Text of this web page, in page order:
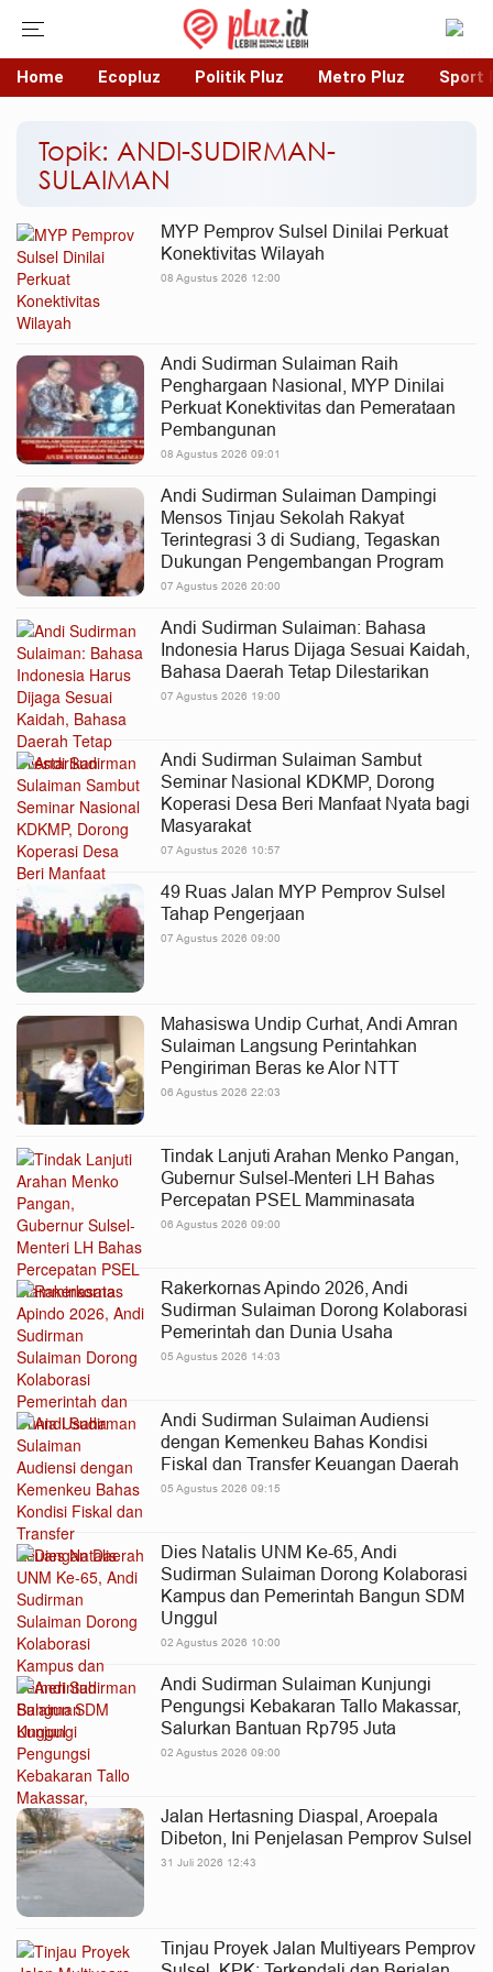
Home Ecopluz Politik Pluz Metro Pluz Sport
Topik: ANDI-SUDIRMAN-
SULAIMAN
MYP Pemprov Sulsel Dinilai Perkuat
Konektivitas Wilayah
08 Agustus 2026 12:00
Andi Sudirman Sulaiman Raih
Penghargaan Nasional, MYP Dinilai
Perkuat Konektivitas dan Pemerataan
Pembangunan
08 Agustus 2026 09:01
Andi Sudirman Sulaiman Dampingi
Mensos Tinjau Sekolah Rakyat
Terintegrasi 3 di Sudiang, Tegaskan
Dukungan Pengembangan Program
07 Agustus 2026 20:00
Andi Sudirman Sulaiman: Bahasa
Indonesia Harus Dijaga Sesuai Kaidah,
Bahasa Daerah Tetap Dilestarikan
07 Agustus 2026 19:00
Andi Sudirman Sulaiman Sambut
Seminar Nasional KDKMP, Dorong
Koperasi Desa Beri Manfaat Nyata bagi
Masyarakat
07 Agustus 2026 10:57
49 Ruas Jalan MYP Pemprov Sulsel
Tahap Pengerjaan
07 Agustus 2026 09:00
Mahasiswa Undip Curhat, Andi Amran
Sulaiman Langsung Perintahkan
Pengiriman Beras ke Alor NTT
06 Agustus 2026 22:03
Tindak Lanjuti Arahan Menko Pangan,
Gubernur Sulsel-Menteri LH Bahas
Percepatan PSEL Mamminasata
06 Agustus 2026 09:00
Rakerkornas Apindo 2026, Andi
Sudirman Sulaiman Dorong Kolaborasi
Pemerintah dan Dunia Usaha
05 Agustus 2026 14:03
Andi Sudirman Sulaiman Audiensi
dengan Kemenkeu Bahas Kondisi
Fiskal dan Transfer Keuangan Daerah
05 Agustus 2026 09:15
Dies Natalis UNM Ke-65, Andi
Sudirman Sulaiman Dorong Kolaborasi
Kampus dan Pemerintah Bangun SDM
Unggul
02 Agustus 2026 10:00
Andi Sudirman Sulaiman Kunjungi
Pengungsi Kebakaran Tallo Makassar,
Salurkan Bantuan Rp795 Juta
02 Agustus 2026 09:00
Jalan Hertasning Diaspal, Aroepala
Dibeton, Ini Penjelasan Pemprov Sulsel
31 Juli 2026 12:43
Tinjau Proyek Jalan Multiyears Pemprov